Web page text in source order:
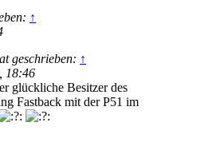
↑
geschrieben: ↑
18:46
glückliche Besitzer des
Fastback mit der P51 im